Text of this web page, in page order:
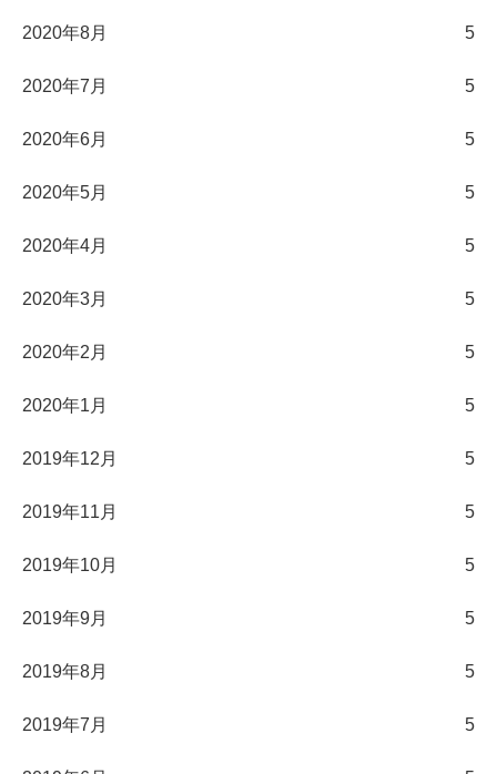
2020年8月 5
2020年7月 5
2020年6月 5
2020年5月 5
2020年4月 5
2020年3月 5
2020年2月 5
2020年1月 5
2019年12月 5
2019年11月 5
2019年10月 5
2019年9月 5
2019年8月 5
2019年7月 5